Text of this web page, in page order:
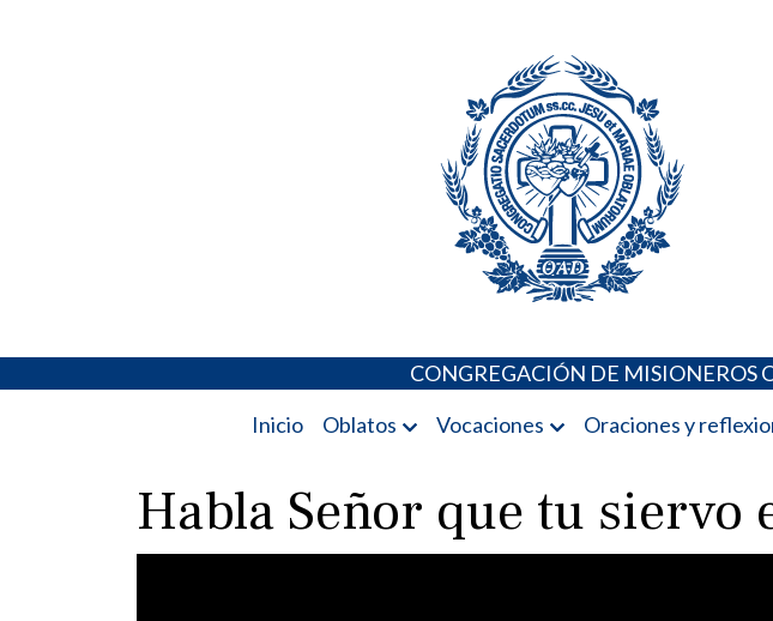
CONGREGACIÓN DE MISIONEROS
Inicio
Oblatos Vocaciones Oraciones y
Habla Señor que tu siervo